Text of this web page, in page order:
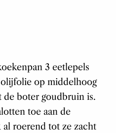
3 eetlepels
op middelhoog
boter goudbruin is.
toe aan de
roerend tot ze zacht